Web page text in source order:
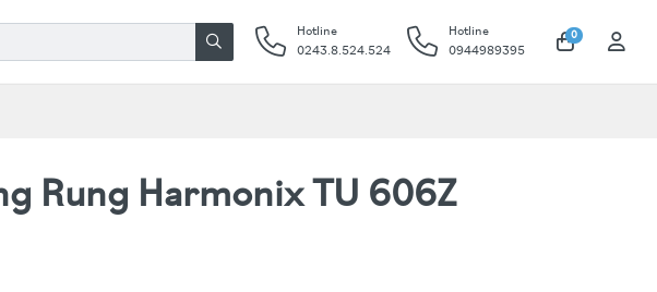
Hotline
0243.8.524.524
Hotline
0944989395
0
Rung Harmonix TU 606Z